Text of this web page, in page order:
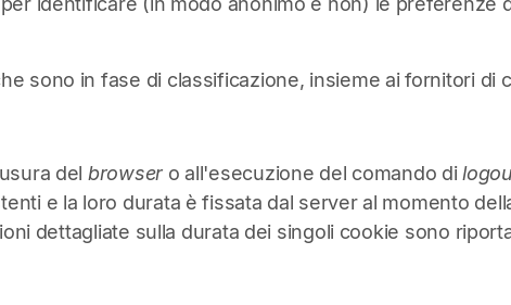
sono in fase di classificazione, insieme ai fornitori di
del browser o all'esecuzione del comando di
e la loro durata è fissata dal server al momento
dettagliate sulla durata dei singoli cookie sono